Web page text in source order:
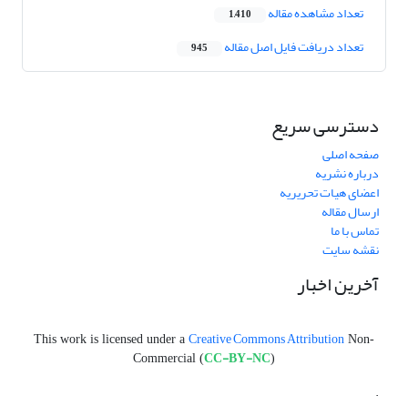
تعداد مشاهده مقاله 1,410
تعداد دریافت فایل اصل مقاله 945
دسترسی سریع
صفحه اصلی
درباره نشریه
اعضای هیات تحریریه
ارسال مقاله
تماس با ما
نقشه سایت
آخرین اخبار
This work is licensed under a Creative Commons Attribution Non-
Commercial (CC-BY-NC)